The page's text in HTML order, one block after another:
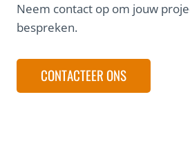
Neem contact op om jouw
bespreken.
CONTACTEER ONS